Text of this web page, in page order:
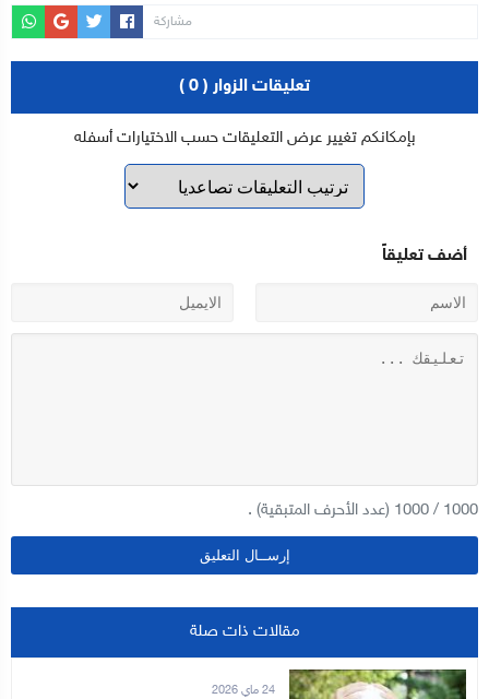
مشاركة
تعليقات الزوار ( 0 )
بإمكانكم تغيير عرض التعليقات حسب الاختيارات أسفله
أضف تعليقاً
1000
/
1000 (عدد الأحرف المتبقية) .
مقالات ذات صلة
24 ماي 2026